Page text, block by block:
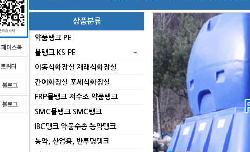
상품분류
약품탱크 PE
물탱크 KS PE
이동식화장실 재래식화장실
간이화장실 포세식화장실
FRP물탱크 저수조 약품탱크
SMC물탱크 SMC탱크
IBC탱크 약품수송 농약탱크
농약, 산업용, 반투명탱크